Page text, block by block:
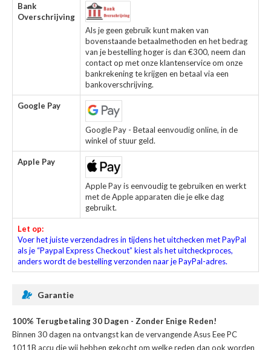
Bank
Overschrijving
Als je geen gebruik kunt maken van
bovenstaande betaalmethoden en het bedrag
van je bestelling hoger is dan €300, neem dan
contact op met onze klantenservice om onze
bankrekening te krijgen en betaal via een
bankoverschrijving.
Google Pay
Google Pay - Betaal eenvoudig online, in de
winkel of stuur geld.
Apple Pay
Apple Pay is eenvoudig te gebruiken en werkt
met de Apple apparaten die je elke dag
gebruikt.
Let op:
Voer het juiste verzendadres in tijdens het uitchecken met PayPal
als je “Paypal Express Checkout” kiest als het uitcheckproces,
anders wordt de bestelling verzonden naar je PayPal-adres.
Garantie
100% Terugbetaling 30 Dagen - Zonder Enige Reden!
Binnen 30 dagen na ontvangst kan devervangende Asus Eee PC
1011B accu die wij hebben gekocht om welke reden dan ook worden